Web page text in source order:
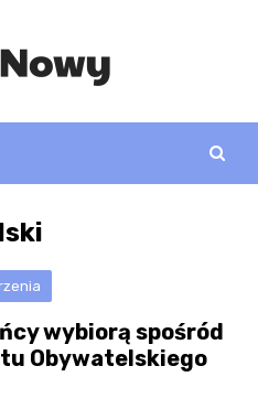
wybiorą spośród
Obywatelskiego